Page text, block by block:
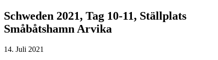
Schweden 2021, Tag 10-11, Ställplats
Småbåtshamn Arvika
Published
14. Juli 2021